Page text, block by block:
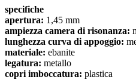
specifiche
apertura: 1,45 mm
ampiezza camera di risonanza:
lunghezza curva di appoggio:
materiale: ebanite
legatura: metallo
copri imboccatura: plastica